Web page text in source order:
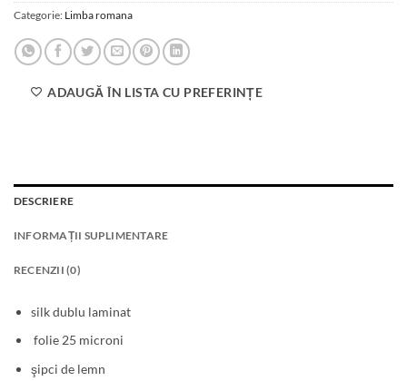
Categorie: Limba romana
ADAUGĂ ÎN LISTA CU PREFERINȚE
DESCRIERE
INFORMAȚII SUPLIMENTARE
RECENZII (0)
silk dublu laminat
folie 25 microni
şipci de lemn